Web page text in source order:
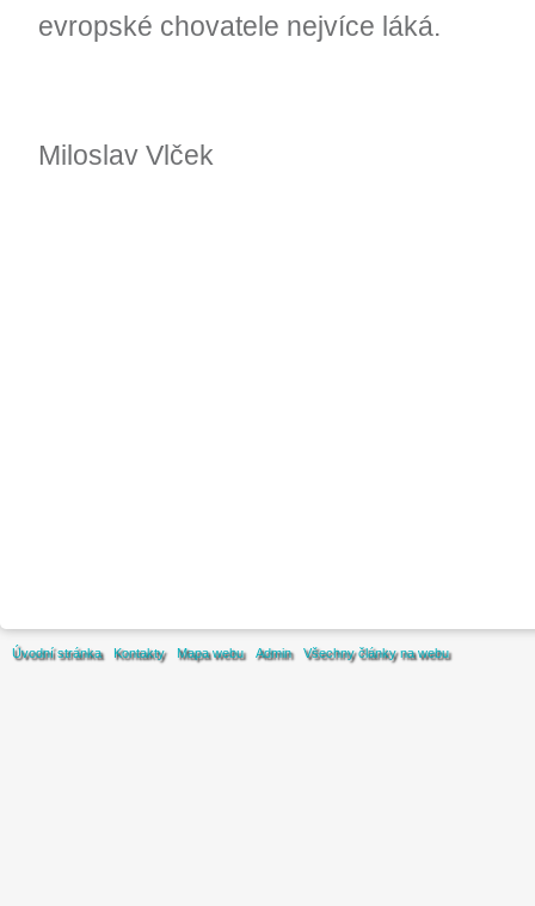
evropské chovatele nejvíce láká.
Miloslav Vlček
Úvodní stránka Kontakty Mapa webu Admin Všechny články na webu